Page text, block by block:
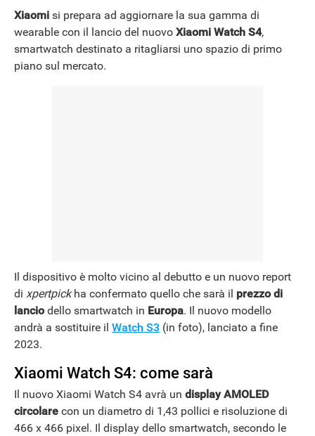
editoriali italiane e si occupa principalmente di tecnologia,
in tutte le sue forme. Appassionato di viaggi, vive tra
Napoli e la Grecia.
Xiaomi si prepara ad aggiornare la sua gamma di
wearable con il lancio del nuovo Xiaomi Watch S4,
smartwatch destinato a ritagliarsi uno spazio di primo
piano sul mercato.
Il dispositivo è molto vicino al debutto e un nuovo report
di xpertpickha confermato quello che sarà il prezzo di
lanciodello smartwatch in Europa. Il nuovo modello
andrà a sostituire il Watch S3 (in foto), lanciato a fine
2023.
Xiaomi Watch S4: come sarà
Il nuovo Xiaomi Watch S4 avrà un display AMOLED
circolare con un diametro di 1,43 pollici e risoluzione di
466 x 466 pixel. Il display dello smartwatch, secondo le